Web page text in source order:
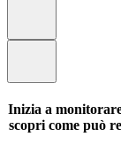
Inizia a
scopri come può